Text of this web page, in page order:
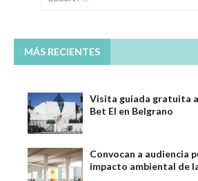
MÁS RECIENTES
Visita guiada gratuita
Bet El en Belgrano
Convocan a audiencia
impacto ambiental de